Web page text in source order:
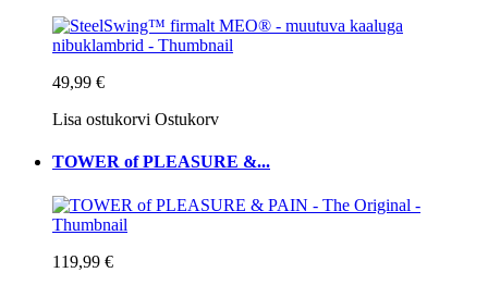
49,99 €
Lisa ostukorvi Ostukorv
TOWER of PLEASURE &...
119,99 €